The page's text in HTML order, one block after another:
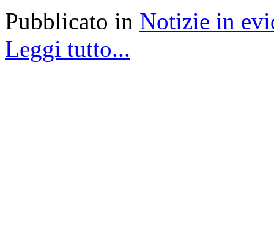
Pubblicato in Notizie in
Leggi tutto...